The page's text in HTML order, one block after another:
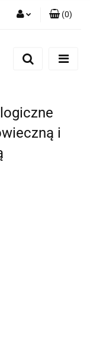
się
(0)
i